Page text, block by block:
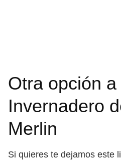
Otra opción a
Invernadero
Merlin
Si quieres te dejamos este